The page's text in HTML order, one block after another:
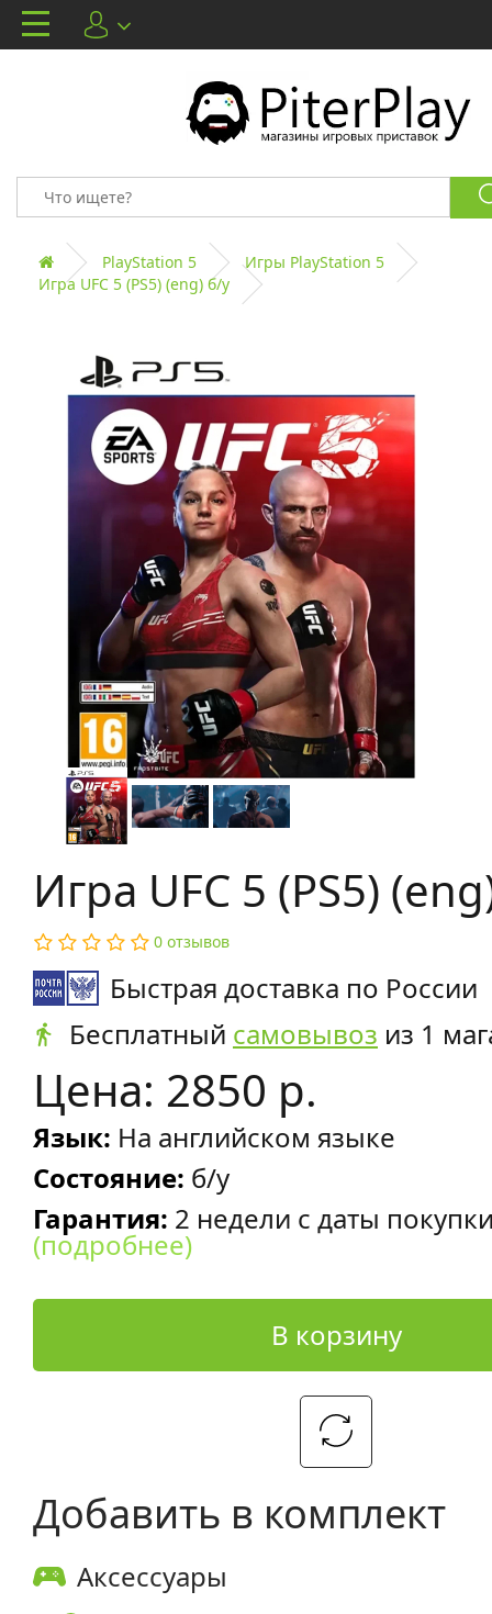
PlayStation 5
Игры PlayStation 5
Игра UFC 5 (PS5) (eng) б/у
Игра UFC 5 (PS5)
0 отзывов
Быстрая доставка по России
Бесплатный самовывоз из 1
Цена: 2850 р.
Язык: На английском языке
Состояние: б/у
Гарантия: 2 недели с даты
(подробнее)
В корзину
Добавить в комплект
Аксессуары